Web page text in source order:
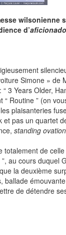
wilsonienne
d’
Simone »
Years Older,
Routine ” (on
plaisanteries
et pas un quartet
standing ovation
de
au cours
la deuxième
de détendre